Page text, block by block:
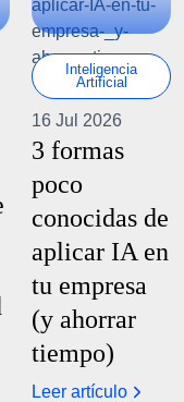
Inteligencia
Artificial
16 Jul 2026
3 formas
poco
conocidas de
aplicar IA en
tu empresa
(y ahorrar
tiempo)
Leer artículo